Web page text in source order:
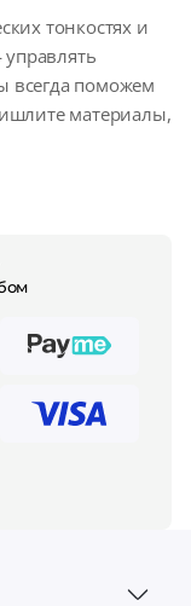
тонкостях и
всегда поможем
материалы,